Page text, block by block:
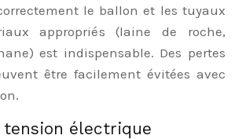
le ballon et les tuyaux
appropriés (laine de roche,
est indispensable. Des pertes
être facilement évitées avec
électrique